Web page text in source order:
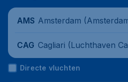
AMS Amsterdam
CAG Cagliari (Luchthaven
ë
Directe vluchten